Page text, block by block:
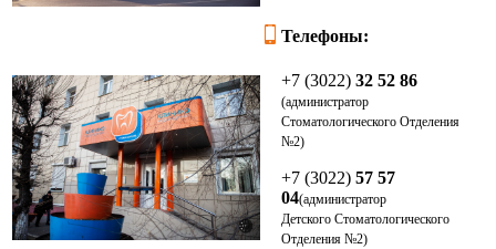
Телефоны:
+7 (3022) 32 52 86
(администратор
Стоматологического Отделения
№2)
+7 (3022) 57 57
04(администратор
Детского Стоматологического
Отделения №2)